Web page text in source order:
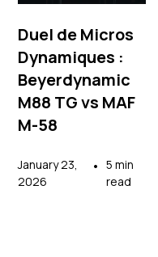
Duel de Micros
Dynamiques :
Beyerdynamic
M88 TG vs MAF
M-58
January 23,
2026
• 5 min
read